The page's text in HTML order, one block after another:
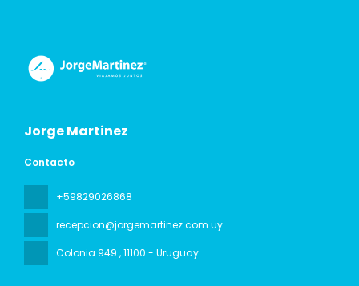
Jorge Martinez
Contacto
+59829026868
recepcion@jorgemartinez.com.uy
Colonia 949 , 11100 - Uruguay